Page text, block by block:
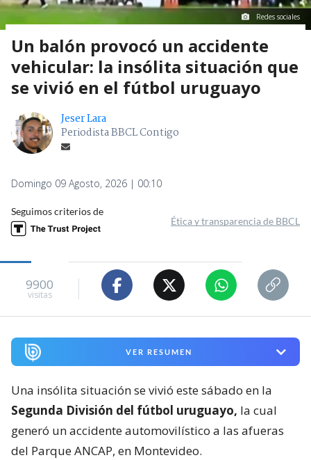
Redes sociales
Un balón provocó un accidente
vehicular: la insólita situación que
se vivió en el fútbol uruguayo
Jeser Lara
Periodista BBCL Contigo
Domingo 09 Agosto, 2026 | 00:10
Seguimos criterios de
Ética y transparencia de BBCL
9900
visitas
VER RESUMEN
Una insólita situación se vivió este sábado en la
Segunda División del fútbol uruguayo, la cual
generó un accidente automovilístico a las afueras
del Parque ANCAP, en Montevideo.